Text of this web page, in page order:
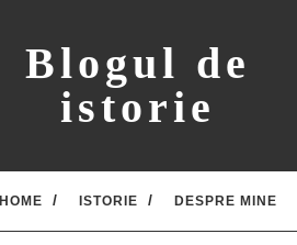
Blogul de
istorie
HOME ISTORIE DESPRE MINE